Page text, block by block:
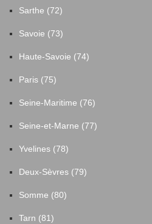
Sarthe (72)
Savoie (73)
Haute-Savoie (74)
Paris (75)
Seine-Maritime (76)
Seine-et-Marne (77)
Yvelines (78)
Deux-Sèvres (79)
Somme (80)
Tarn (81)